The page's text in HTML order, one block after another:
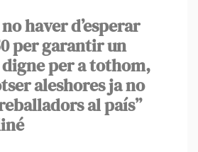
haver d’esperar
per garantir un
per a tothom,
aleshores ja no
al país”